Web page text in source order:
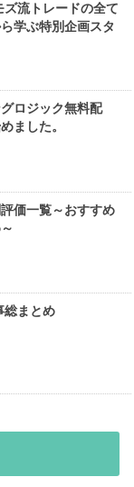
ズ流トレードの全て
学ぶ特別企画スタ
グロジック無料配
ました。
価一覧～おすすめ
総まとめ